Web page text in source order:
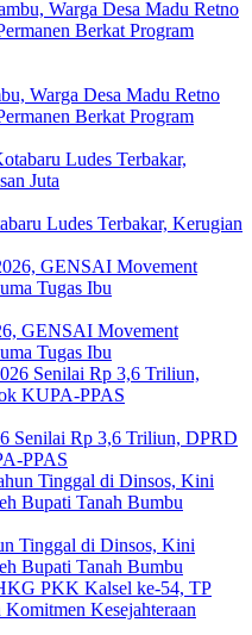
Warga Desa Madu Retno
Berkat Program
Ludes Terbakar, Kerugian
GENSAI Movement
Tugas Ibu
Senilai Rp 3,6 Triliun, DPRD
PPAS
Tinggal di Dinsos, Kini
Bupati Tanah Bumbu